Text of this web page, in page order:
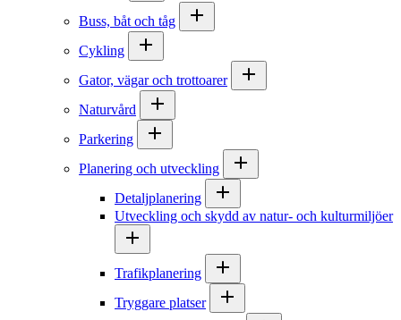
Buss, båt och tåg
Cykling
Gator, vägar och trottoarer
Naturvård
Parkering
Planering och utveckling
Detaljplanering
Utveckling och skydd av natur- och kulturmiljöer
Trafikplanering
Tryggare platser